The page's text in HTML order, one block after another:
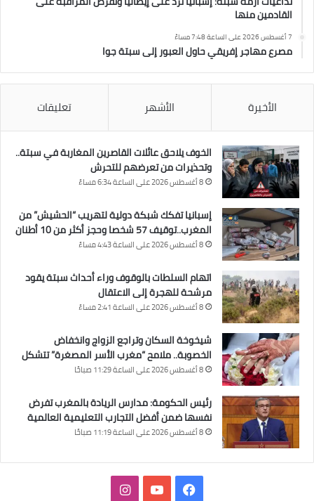
القادمين منها
7 أغسطس 2026 على الساعة 7:48 مساءً
مصرع مهاجر إفريقي حاول العبور إلى سبتة جوا
الأخيرة الأشهر تعليقات
الخوف يلاحق عائلات القاصرين المغاربة في سبتة..
وتحذيرات من تعرضهم للتحرش
8 أغسطس 2026 على الساعة 6:34 مساءً
إسبانيا تفكك شبكة دولية لتهريب “الحشيش” من
المغرب..توقيف 57 شخصا وحجز أكثر من 10 أطنان
8 أغسطس 2026 على الساعة 4:43 مساءً
اتهام السلطات بالوقوف وراء أحداث سبتة يقود
مرشحة للهجرة إلى الاعتقال
8 أغسطس 2026 على الساعة 2:41 مساءً
شيخوخة السكان وتراجع الزواج وانخفاض
الخصوبة.. ملامح “مغرب الأسر المصغرة” تتشكل
8 أغسطس 2026 على الساعة 11:29 صباحًا
رئيس الحكومة: مدارس الريادة بالمغرب تفرض
نفسها ضمن أفضل التجارب التعليمية العالمية
8 أغسطس 2026 على الساعة 11:19 صباحًا
فيسبوك‫YouTubeانستقرام